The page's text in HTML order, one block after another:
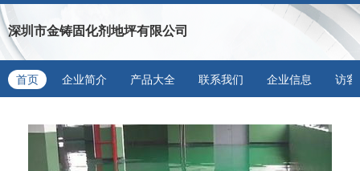
深圳市金铸固化剂地坪有限公司
首页 企业简介 产品大全 联系我们 企业信息 访客